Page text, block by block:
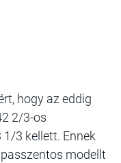
hogy az eddig
2/3-os
3 kellett. Ennek
modellt